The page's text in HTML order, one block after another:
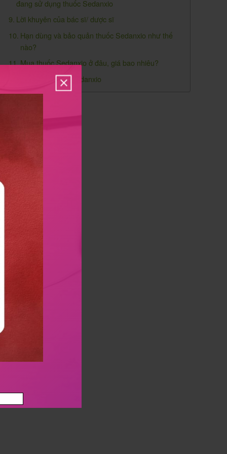
đang sử dụng thuốc Sedanxio
Lời khuyên của bác sĩ/ dược sĩ
Hạn dùng và bảo quản thuốc Sedanxio như thế
nào?
Mua thuốc Sedanxio ở đâu, giá bao nhiêu?
Đánh giá thuốc Sedanxio